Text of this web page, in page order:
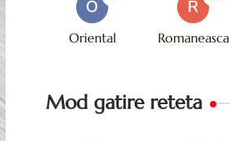
O
Oriental
R
Romaneasca
Mod gatire reteta